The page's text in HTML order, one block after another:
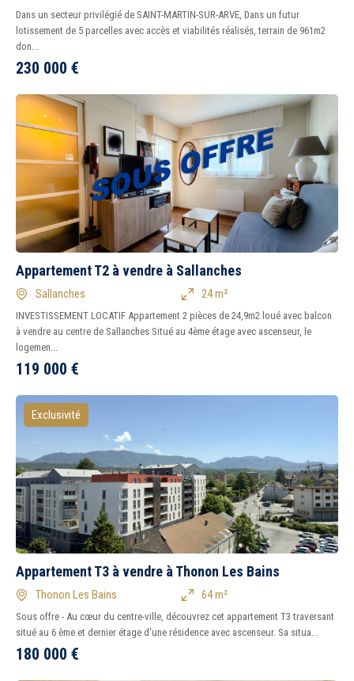
Dans un secteur privilégié de SAINT-MARTIN-SUR-ARVE, Dans un futur
lotissement de 5 parcelles avec accès et viabilités réalisés, terrain de 961m2
don...
230 000 €
Appartement T2 à vendre à Sallanches
Sallanches 24 m²
INVESTISSEMENT LOCATIF Appartement 2 pièces de 24,9m2 loué avec balcon
à vendre au centre de Sallanches Situé au 4ème étage avec ascenseur, le
logemen...
119 000 €
Exclusivité
Appartement T3 à vendre à Thonon Les Bains
Thonon Les Bains 64 m²
Sous offre - Au cœur du centre-ville, découvrez cet appartement T3 traversant
situé au 6 ème et dernier étage d'une résidence avec ascenseur. Sa situa...
180 000 €